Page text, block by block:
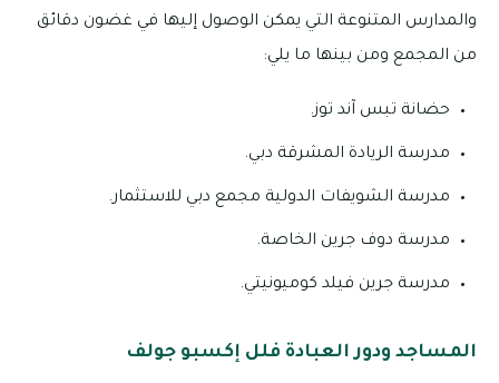
والمدارس المتنوعة التي يمكن الوصول إليها في غضون دقائق
من المجمع ومن بينها ما يلي:
حضانة تبس آند توز.
مدرسة الريادة المشرقة دبي.
مدرسة الشويفات الدولية مجمع دبي للاستثمار.
مدرسة دوف جرين الخاصة.
مدرسة جرين فيلد كوميونيتي.
المساجد ودور العبادة فلل إكسبو جولف